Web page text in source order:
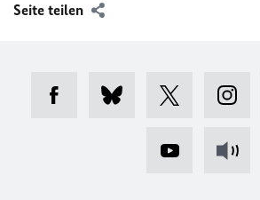
Seite teilen